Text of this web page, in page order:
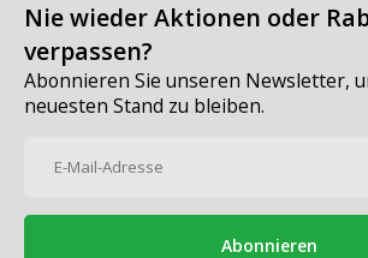
Nie wieder Aktionen oder
verpassen?
Abonnieren Sie unseren Newsletter,
neuesten Stand zu bleiben.
Abonnieren